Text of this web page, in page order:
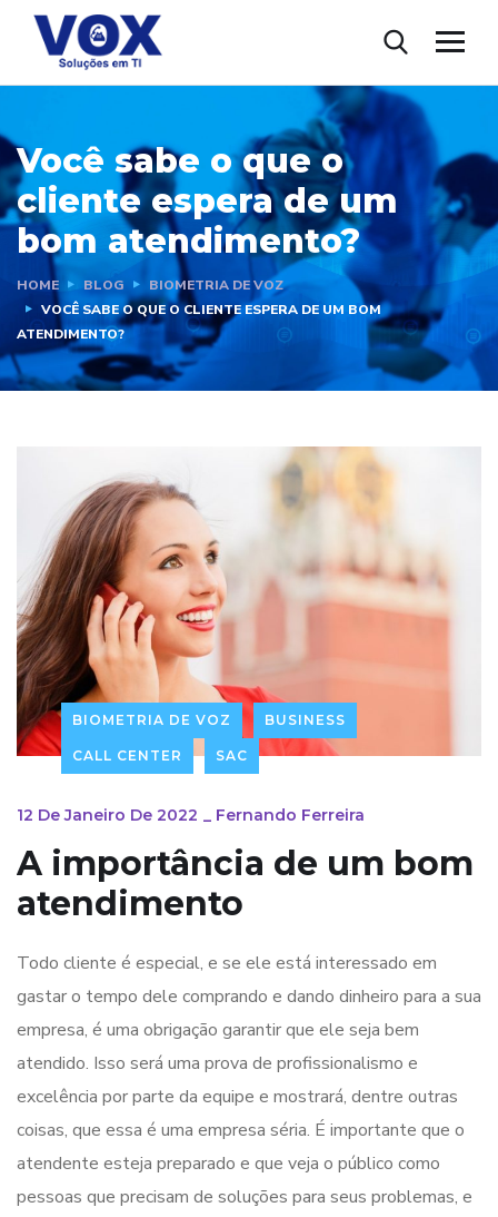
Você sabe o que o
cliente espera de um
bom atendimento?
HOME BLOG
BIOMETRIA DE VOZ
VOCÊ SABE O QUE O CLIENTE ESPERA DE UM BOM
ATENDIMENTO?
BIOMETRIA DE VOZ BUSINESS
CALL CENTER SAC
12 De Janeiro De 2022 _ Fernando Ferreira
A importância de um bom
atendimento
Todo cliente é especial, e se ele está interessado em
gastar o tempo dele comprando e dando dinheiro para a sua
empresa, é uma obrigação garantir que ele seja bem
atendido. Isso será uma prova de profissionalismo e
excelência por parte da equipe e mostrará, dentre outras
coisas, que essa é uma empresa séria. É importante que o
atendente esteja preparado e que veja o público como
pessoas que precisam de soluções para seus problemas, e